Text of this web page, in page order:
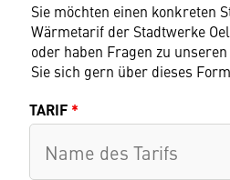
Sie möchten einen konkreten
Wärmetarif der Stadtwerke
oder haben Fragen zu
Sie sich gern über dieses
TARIF *